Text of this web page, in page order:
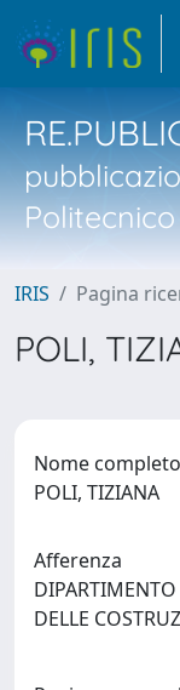
IRIS Pagina
POLI,
Nome completo
POLI, TIZIANA
Afferenza
DELLE